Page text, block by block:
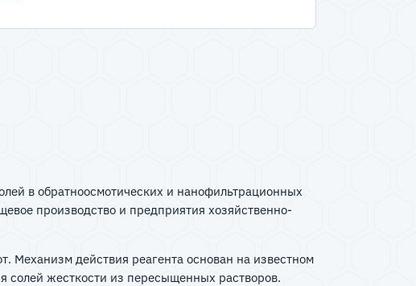
в обратноосмотических и нанофильтрационных
производство и предприятия хозяйственно-
действия реагента основан на известном
солей жесткости из пересыщенных растворов.